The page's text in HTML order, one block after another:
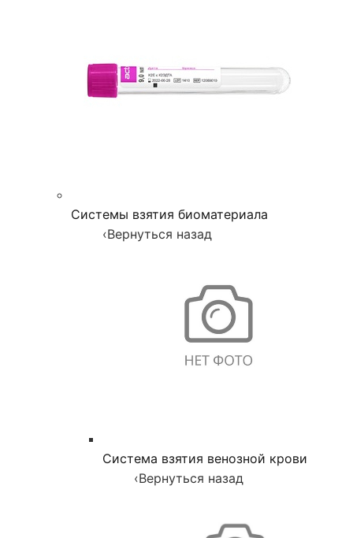
Системы взятия биоматериала
‹Вернуться назад
Система взятия венозной крови
‹Вернуться назад